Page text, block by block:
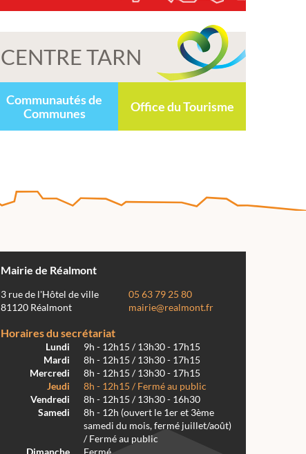
CENTRE TARN
Communautés de
Communes
Office du Tourisme
Mairie de Réalmont
3 rue de l'Hôtel de ville
81120 Réalmont
05 63 79 25 80
mairie@realmont.fr
Horaires du secrétariat
Lundi
9h - 12h15 / 13h30 - 17h15
Mardi
8h - 12h15 / 13h30 - 17h15
Mercredi
8h - 12h15 / 13h30 - 17h15
Jeudi
8h - 12h15 / Fermé au public
Vendredi
8h - 12h15 / 13h30 - 16h30
Samedi
8h - 12h (ouvert le 1er et 3ème
samedi du mois, fermé juillet/août)
/ Fermé au public
Dimanche
Fermé